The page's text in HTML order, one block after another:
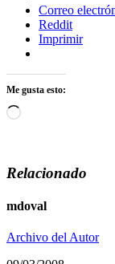
Correo
Reddit
Imprimir
Me gusta esto:
Cargando...
Relacionado
mdoval
Archivo del Autor